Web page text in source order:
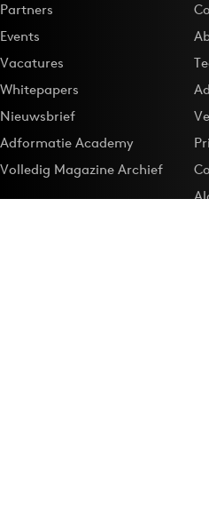
Partners
Events
Vacatures
Whitepapers
Nieuwsbrief
Adformatie Academy
Volledig Magazine Archief